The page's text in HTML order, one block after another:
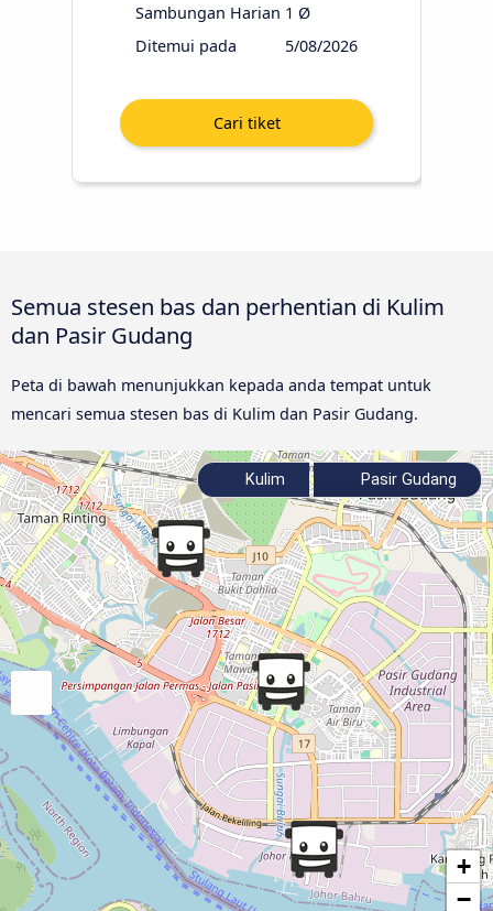
Sambungan Harian 1 Ø
Ditemui pada
5/08/2026
Semua stesen bas dan perhentian di Kulim
dan Pasir Gudang
Peta di bawah menunjukkan kepada anda tempat untuk
mencari semua stesen bas di Kulim dan Pasir Gudang.
+
−
Kulim Pasir Gudang